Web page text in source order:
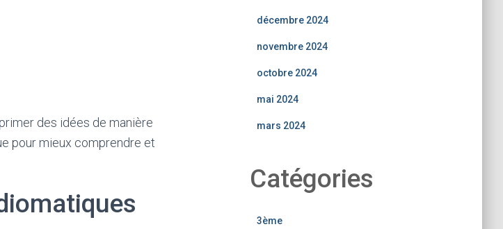
des idées de manière
pour mieux comprendre et
décembre 2024
novembre 2024
octobre 2024
mai 2024
mars 2024
Catégories
3ème